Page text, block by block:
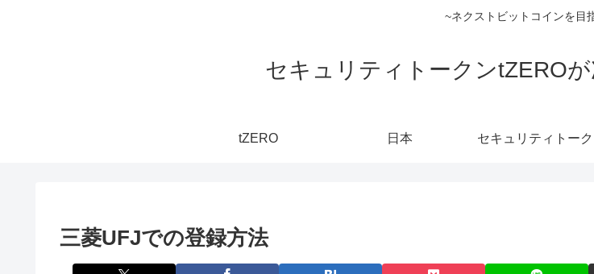
~ネクストビットコインを目
セキュリティトークンtZEROが
tZERO 日本 セキュリティトー
三菱UFJでの登録方法